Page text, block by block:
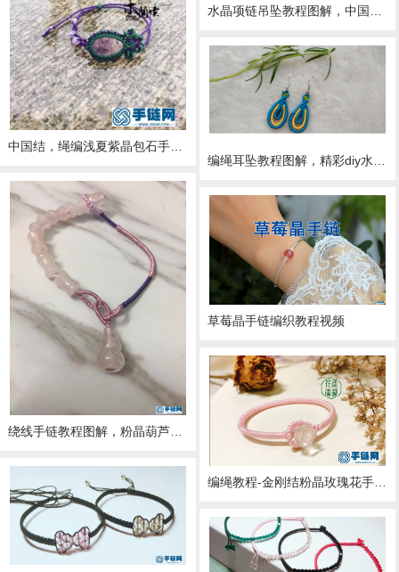
中国结，绳编浅夏紫晶包石手链的详细制作图解，民族复古风穿搭品
绕线手链教程图解，粉晶葫芦骨珠手绳做法
草莓晶手链编织教程视频
编绳教程-金刚结粉晶玫瑰花手绳,粉粉的，恋爱的味道~O(∩_∩)O~